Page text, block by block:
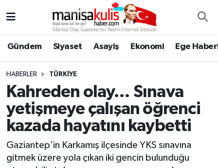
Gündem Siyaset Asayiş Ekonomi Ege
HABERLER TÜRKIYE
Kahreden olay… Sınava
yetişmeye çalışan öğrenci
kazada hayatını kaybetti
Gaziantep’in Karkamış ilçesinde YKS sınavına
gitmek üzere yola çıkan iki gencin bulunduğu
Ege Haberleri
Ekonomi
Genel
Resmi İlan
Yunusemre Hava Durumu
Yunusemre Trafik Yoğunluk Haritası
Süper Lig Puan Durumu ve Fikstür
Tüm Manşetler
Son Dakika Haberleri